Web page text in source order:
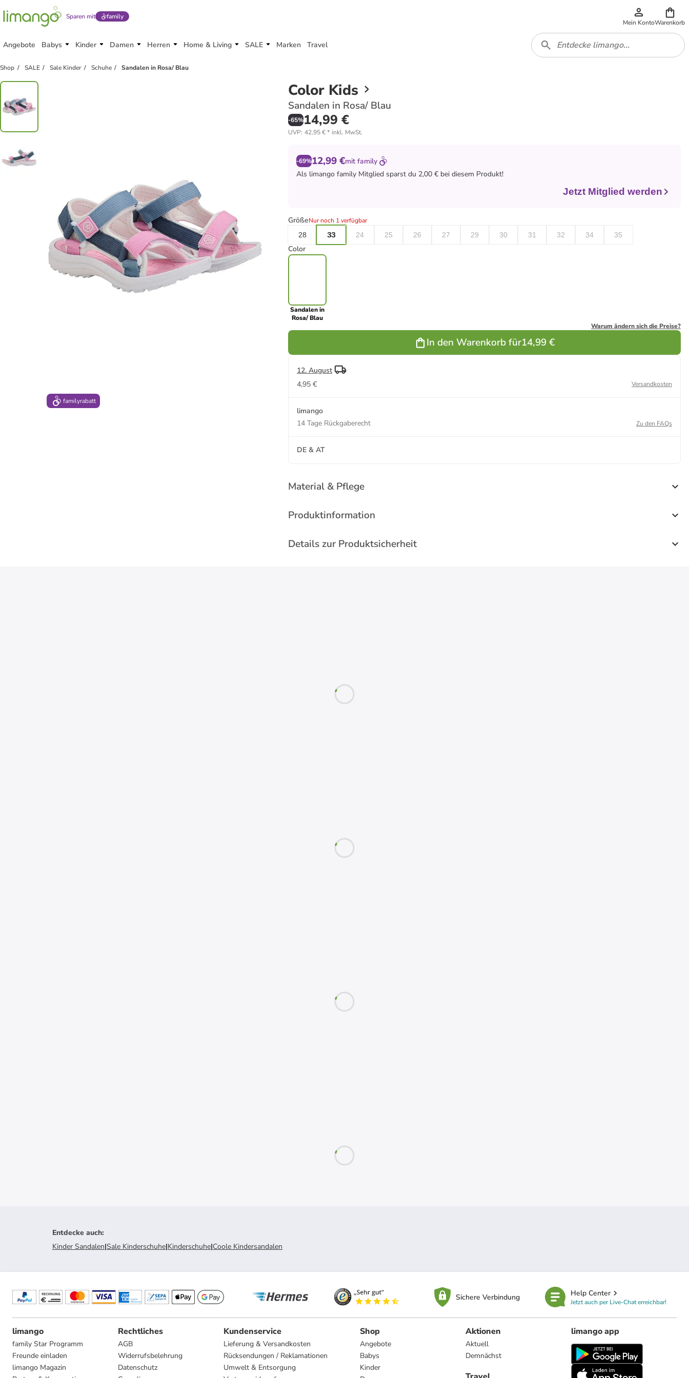
Sparen mit family
Mein KontoWarenkorb
Angebote Babys Kinder Damen Herren Home & Living SALE Marken Travel
Shop SALE Sale Kinder Schuhe Sandalen in Rosa/ Blau
family rabatt
familyrabatt
Color Kids
Sandalen in Rosa/ Blau
-65%14,99 €
UVP: 42,95 €* inkl. MwSt.
-69%12,99 €mit family
Als limango family Mitglied sparst du 2,00 € bei diesem Produkt!
Jetzt Mitglied werden
GrößeNur noch 1 verfügbar
28
33 24 25 26 27 29 30 31 32 34 35
Color
Sandalen in
Rosa/ Blau
Warum ändern sich die Preise?
In den Warenkorb für14,99 €
12. August
4,95 €
Versandkosten
limango
14 Tage Rückgaberecht
Zu den FAQs
DE & AT
Material & Pflege
Produktinformation
Details zur Produktsicherheit
Entdecke auch:
Kinder Sandalen|Sale Kinderschuhe|Kinderschuhe|Coole Kindersandalen
Sichere Verbindung Help Center
Jetzt auch per Live-Chat erreichbar!
limango
family Star Programm
Freunde einladen
limango Magazin
Rechtliches
AGB
Widerrufsbelehrung
Datenschutz
Kundenservice
Lieferung & Versandkosten
Rücksendungen / Reklamationen
Umwelt & Entsorgung
Shop
Angebote
Babys
Kinder
Aktionen
Aktuell
Demnächst
limango app